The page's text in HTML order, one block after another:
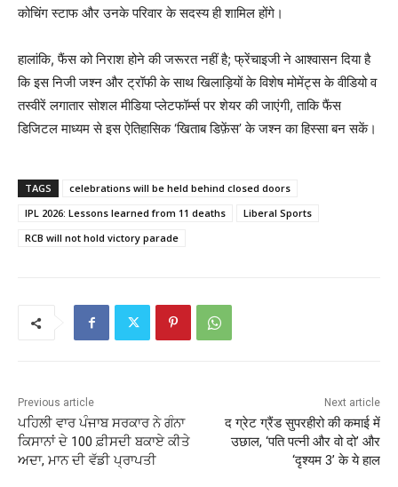
कोचिंग स्टाफ और उनके परिवार के सदस्य ही शामिल होंगे।
हालांकि, फैंस को निराश होने की जरूरत नहीं है; फ्रेंचाइजी ने आश्वासन दिया है
कि इस निजी जश्न और ट्रॉफी के साथ खिलाड़ियों के विशेष मोमेंट्स के वीडियो व
तस्वीरें लगातार सोशल मीडिया प्लेटफॉर्म्स पर शेयर की जाएंगी, ताकि फैंस
डिजिटल माध्यम से इस ऐतिहासिक ‘खिताब डिफ़ेंस’ के जश्न का हिस्सा बन सकें।
TAGS
celebrations will be held behind closed doors
IPL 2026: Lessons learned from 11 deaths
Liberal Sports
RCB will not hold victory parade
Previous article
ਪਹਿਲੀ ਵਾਰ ਪੰਜਾਬ ਸਰਕਾਰ ਨੇ ਗੰਨਾ
ਕਿਸਾਨਾਂ ਦੇ 100 ਫ਼ੀਸਦੀ ਬਕਾਏ ਕੀਤੇ
ਅਦਾ, ਮਾਨ ਦੀ ਵੱਡੀ ਪ੍ਰਾਪਤੀ
Next article
द ग्रेट ग्रैंड सुपरहीरो की कमाई में
उछाल, ‘पति पत्‍नी और वो दो’ और
‘दृश्‍यम 3’ के ये हाल